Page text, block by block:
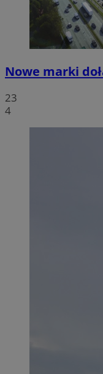
Nowe marki
23
4